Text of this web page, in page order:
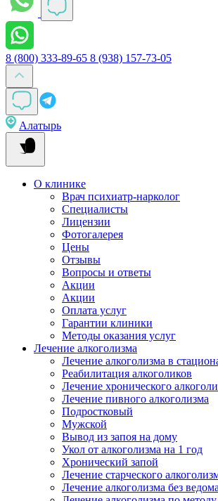
8 (800) 333-89-65 8 (938) 157-73-05
Алатырь
О клинике
Врач психиатр-нарколог
Специалисты
Лицензии
Фотогалерея
Цены
Отзывы
Вопросы и ответы
Акции
Акции
Оплата услуг
Гарантии клиники
Методы оказания услуг
Лечение алкоголизма
Лечение алкоголизма в
Реабилитация алкоголиков
Лечение хронического
Лечение пивного алкоголизма
Подростковый
Мужской
Вывод из запоя на дому
Укол от алкоголизма на 1 год
Хронический запой
Лечение старческого
Лечение алкоголизма без